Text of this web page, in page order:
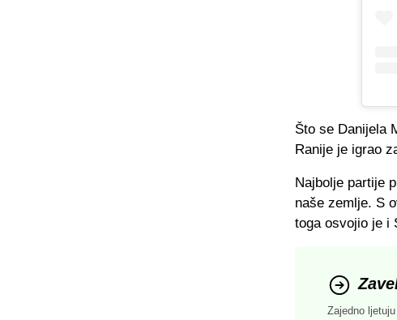
Što se Danijela
Ranije je igrao
Najbolje partije
naše zemlje. S
toga osvojio je i
Zajedno